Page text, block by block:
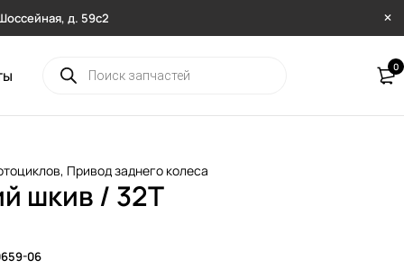
д. 59с2
0
, Привод заднего колеса
шкив / 32T
06